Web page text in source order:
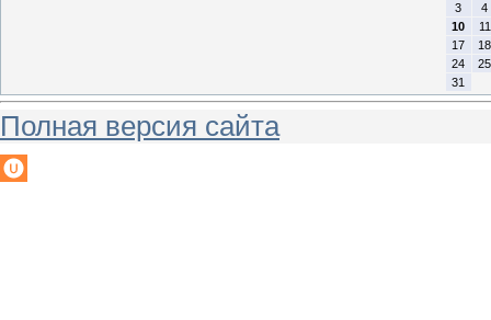
3
4
10
11
17
18
24
25
31
Полная версия сайта